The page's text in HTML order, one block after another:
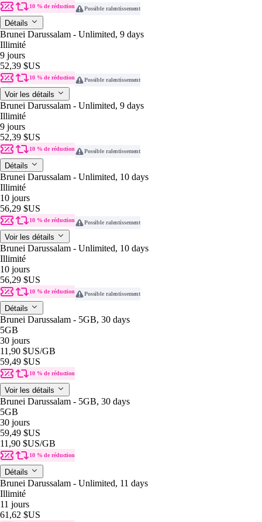
10 % de réduction Possible ralentissement
Détails
Brunei Darussalam - Unlimited, 9 days
Illimité
9 jours
52,39 $US
10 % de réduction Possible ralentissement
Voir les détails
Brunei Darussalam - Unlimited, 9 days
Illimité
9 jours
52,39 $US
10 % de réduction Possible ralentissement
Détails
Brunei Darussalam - Unlimited, 10 days
Illimité
10 jours
56,29 $US
10 % de réduction Possible ralentissement
Voir les détails
Brunei Darussalam - Unlimited, 10 days
Illimité
10 jours
56,29 $US
10 % de réduction Possible ralentissement
Détails
Brunei Darussalam - 5GB, 30 days
5GB
30 jours
11,90 $US/GB
59,49 $US
10 % de réduction
Voir les détails
Brunei Darussalam - 5GB, 30 days
5GB
30 jours
59,49 $US
11,90 $US/GB
10 % de réduction
Détails
Brunei Darussalam - Unlimited, 11 days
Illimité
11 jours
61,62 $US